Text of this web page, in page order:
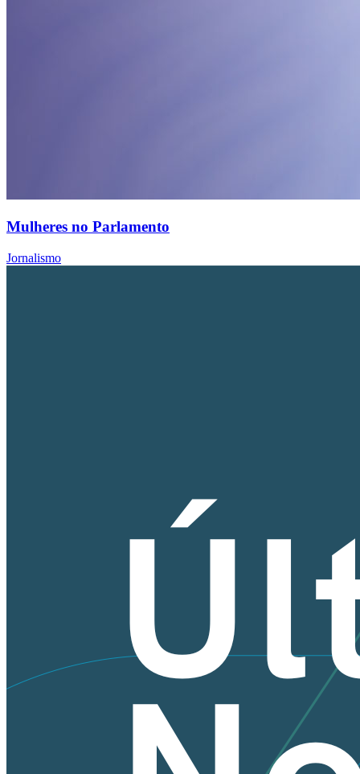
Mulheres no Parlamento
Jornalismo